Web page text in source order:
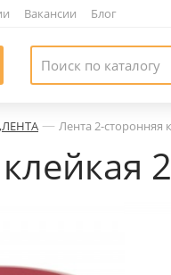
Вакансии Блог
— Лента 2-сторонняя